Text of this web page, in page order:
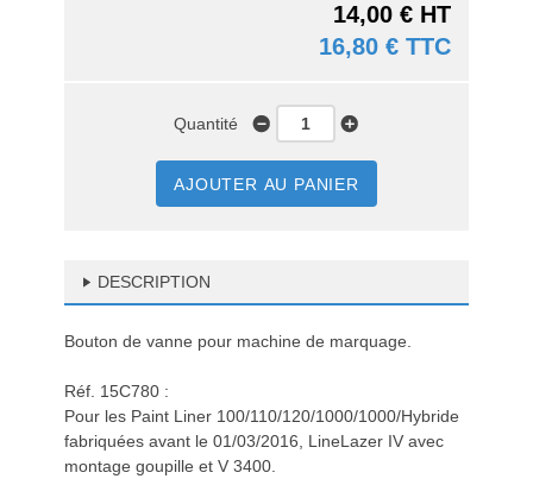
14,00 € HT
16,80 € TTC
Quantité
AJOUTER AU PANIER
DESCRIPTION
Bouton de vanne pour machine de marquage.
Réf. 15C780 :
Pour les Paint Liner 100/110/120/1000/1000/Hybride
fabriquées avant le 01/03/2016, LineLazer IV avec
montage goupille et V 3400.